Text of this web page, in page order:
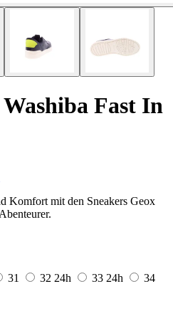
Washiba Fast In
Komfort mit den Sneakers Geox
31 32 24h 33 24h
34